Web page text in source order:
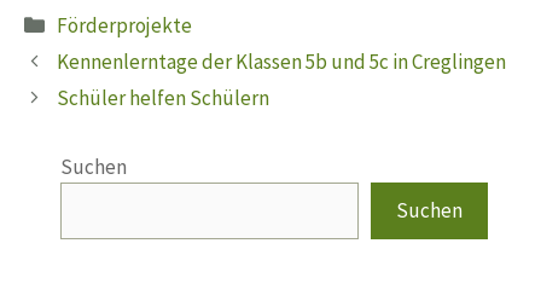
Kategorien
Förderprojekte
Kennenlerntage der Klassen 5b und 5c in Creglingen
Schüler helfen Schülern
Suchen
Suchen